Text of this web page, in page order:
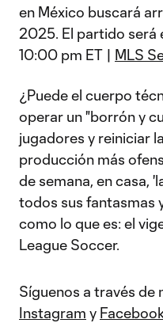
en México buscará
2025. El partido será
10:00 pm ET | MLS
¿Puede el cuerpo
operar un "borrón y
jugadores y reiniciar
producción más
de semana, en casa,
todos sus fantasmas
como lo que es: el
League Soccer.
Síguenos a través de
Instagram y